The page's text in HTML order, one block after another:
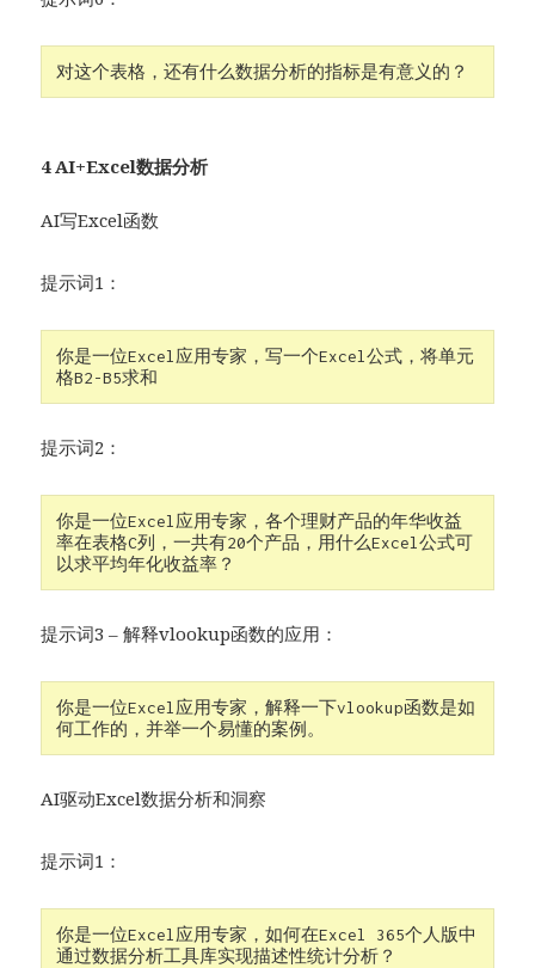
对这个表格，还有什么数据分析的指标是有意义的？
4 AI+Excel数据分析
AI写Excel函数
提示词1：
你是一位Excel应用专家，写一个Excel公式，将单元
格B2-B5求和
提示词2：
你是一位Excel应用专家，各个理财产品的年华收益
率在表格C列，一共有20个产品，用什么Excel公式可
以求平均年化收益率？
提示词3 – 解释vlookup函数的应用：
你是一位Excel应用专家，解释一下vlookup函数是如
何工作的，并举一个易懂的案例。
AI驱动Excel数据分析和洞察
提示词1：
你是一位Excel应用专家，如何在Excel 365个人版中
通过数据分析工具库实现描述性统计分析？